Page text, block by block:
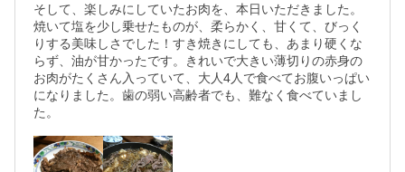
そして、楽しみにしていたお肉を、本日いただきました。
焼いて塩を少し乗せたものが、柔らかく、甘くて、びっく
りする美味しさでした！すき焼きにしても、あまり硬くな
らず、油が甘かったです。きれいで大きい薄切りの赤身の
お肉がたくさん入っていて、大人4人で食べてお腹いっぱい
になりました。歯の弱い高齢者でも、難なく食べていまし
た。